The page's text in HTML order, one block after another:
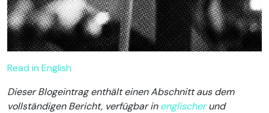
Read in English
Dieser Blogeintrag enthält einen Abschnitt aus dem
vollständigen Bericht, verfügbar inenglischerund